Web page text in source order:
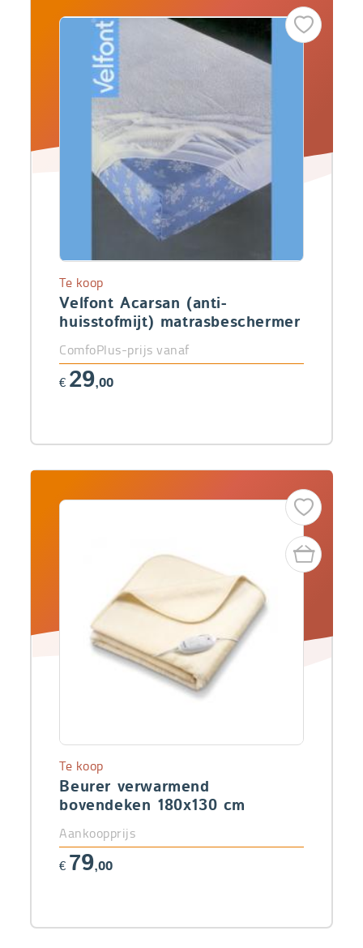
Velfont Acarsan (anti-
huisstofmijt) matrasbeschermer
Te koop
ComfoPlus-prijs vanaf
€ 29,00
Beurer verwarmend
bovendeken 180x130 cm
Te koop
Aankoopprijs
€ 79,00